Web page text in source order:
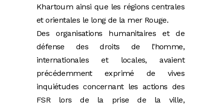
Khartoum ainsi que les régions centrales
et orientales le long de la mer Rouge.
Des organisations humanitaires et de
défense des droits de l’homme,
internationales et locales, avaient
précédemment exprimé de vives
inquiétudes concernant les actions des
FSR lors de la prise de la ville,